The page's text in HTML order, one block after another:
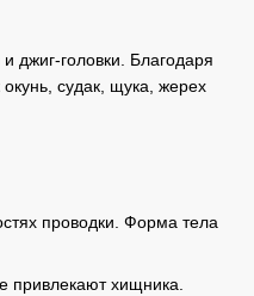
джиг-головки. Благодаря
судак, щука, жерех
проводки. Форма тела
привлекают хищника.